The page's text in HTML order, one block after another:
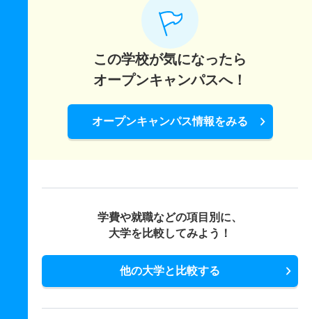
この学校が気になったら
オープンキャンパスへ！
オープンキャンパス情報をみる
学費や就職などの項目別に、
大学を比較してみよう！
他の大学と比較する